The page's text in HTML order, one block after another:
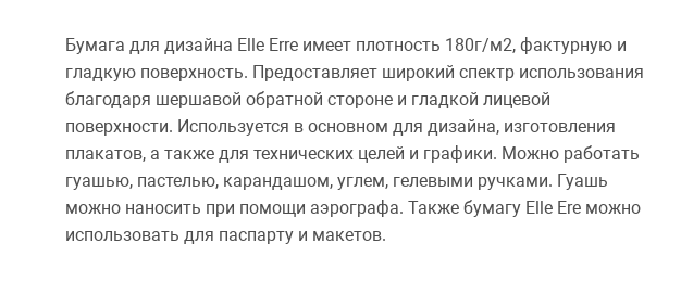
Бумага для дизайна Elle Erre имеет плотность 180г/м2, фактурную и
гладкую поверхность. Предоставляет широкий спектр использования
благодаря шершавой обратной стороне и гладкой лицевой
поверхности. Используется в основном для дизайна, изготовления
плакатов, а также для технических целей и графики. Можно работать
гуашью, пастелью, карандашом, углем, гелевыми ручками. Гуашь
можно наносить при помощи аэрографа. Также бумагу Elle Ere можно
использовать для паспарту и макетов.